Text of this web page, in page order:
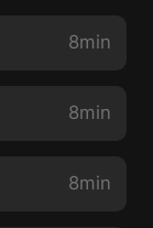
8min
8min
8min